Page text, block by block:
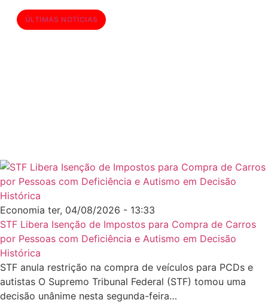
ÚLTIMAS NOTÍCIAS
Economia ter, 04/08/2026 - 13:33
STF Libera Isenção de Impostos para Compra de Carros
por Pessoas com Deficiência e Autismo em Decisão
Histórica
STF anula restrição na compra de veículos para PCDs e
autistas O Supremo Tribunal Federal (STF) tomou uma
decisão unânime nesta segunda-feira…